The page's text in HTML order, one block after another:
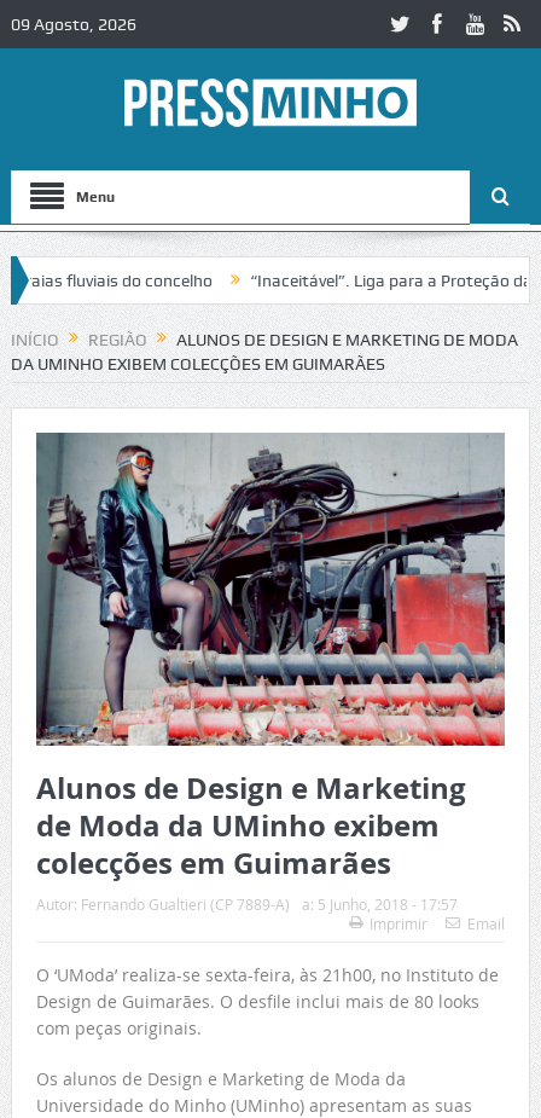
09 Agosto, 2026
Menu
fluviais do concelho “Inaceitável”. Liga para a Proteção da
no IC2 em Alcobaça Igreja do Castelo de Cerveira
INÍCIO REGIÃO
ALUNOS DE DESIGN E MARKETING DE MODA
DA UMINHO EXIBEM COLECÇÕES EM GUIMARÃES
Alunos de Design e Marketing
de Moda da UMinho exibem
colecções em Guimarães
Autor: Fernando Gualtieri (CP 7889-A) a: 5 Junho, 2018 - 17:57
Imprimir
Email
O ‘UModa’ realiza-se sexta-feira, às 21h00, no Instituto de
Design de Guimarães. O desfile inclui mais de 80 looks
com peças originais.
Os alunos de Design e Marketing de Moda da
Universidade do Minho (UMinho) apresentam as suas